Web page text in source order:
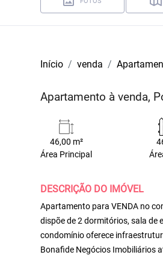
Início venda
Apartamento à venda,
46,00 m²
Área Principal
DESCRIÇÃO DO IMÓVEL
Apartamento para VENDA no
dispõe de 2 dormitórios, sala de
condomínio oferece
Bonafide Negócios Imobiliários